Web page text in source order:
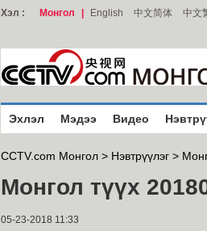
Хэл : Монгол English 中文简体 中文
Эхлэл Мэдээ Видео
CCTV.com Монгол > Нэвтрүүлэг >
Монгол түүх
05-23-2018 11:33